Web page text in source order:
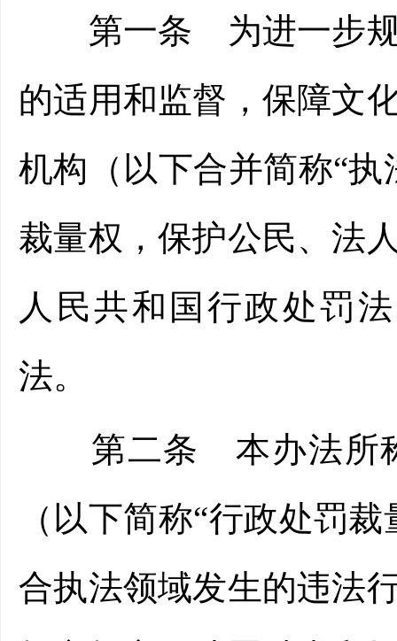
第一条 为进一步规
的适用和监督，保障文
机构（以下合并简称“
裁量权，保护公民、法
人民共和国行政处罚
法。
第二条 本办法所称
（以下简称“行政处罚
合执法领域发生的违法